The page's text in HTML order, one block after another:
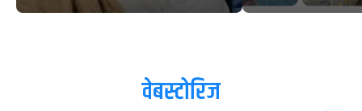
वेबस्टोरिज